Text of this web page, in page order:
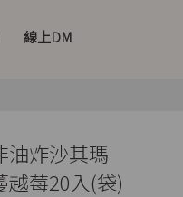
線上DM
油炸沙其瑪
越莓20入(袋)